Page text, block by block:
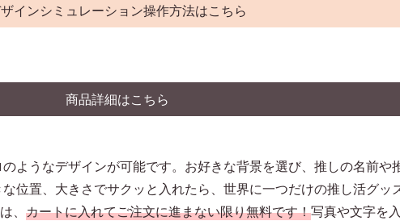
インシミュレーション操作方法はこちら
商品詳細はこちら
ようなデザインが可能です。お好きな背景を選び、推しの名前や
位置、大きさでサクッと入れたら、世界に一つだけの推し活グッ
、カートに入れてご注文に進まない限り無料です！写真や文字を